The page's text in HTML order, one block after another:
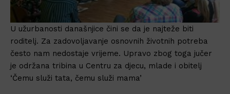
U užurbanosti današnjice čini se da je najteže biti
roditelj. Za zadovoljavanje osnovnih životnih potreba
često nam nedostaje vrijeme. Upravo zbog toga jučer
je održana tribina u Centru za djecu, mlade i obitelj
‘Čemu služi tata, čemu služi mama’